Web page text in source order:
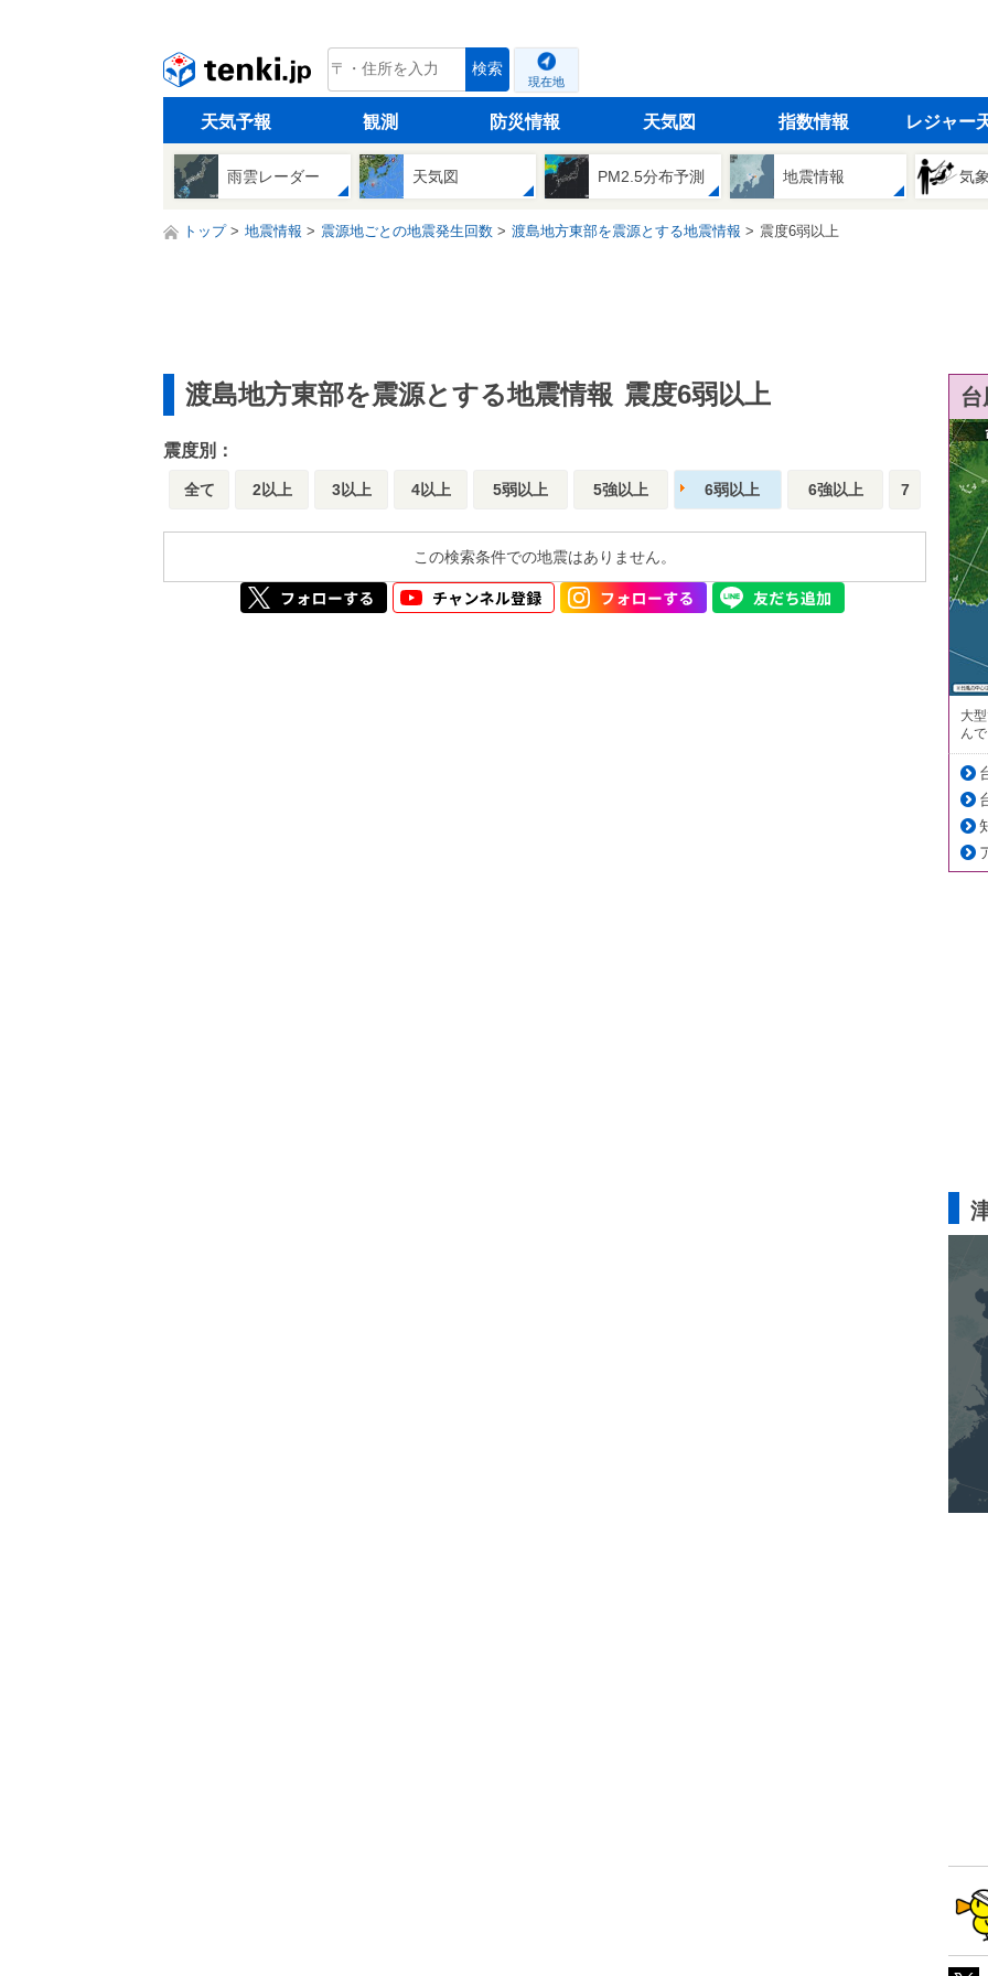
tenki.jp 検索
現在地
天気予報 観測 防災情報 天気図 指数情報 レジャー
雨雲レーダー 天気図 PM2.5分布予測 地震情報 気
トップ 地震情報 震源地ごとの地震発生回数 渡島地方東部を震源とする地震情報 震度6弱以上
渡島地方東部を震源とする地震情報 震度6弱以上
震度別：
全て 2以上 3以上 4以上 5弱以上 5強以上 6弱以上 6強以上 7
この検索条件での地震はありません。
大
ん